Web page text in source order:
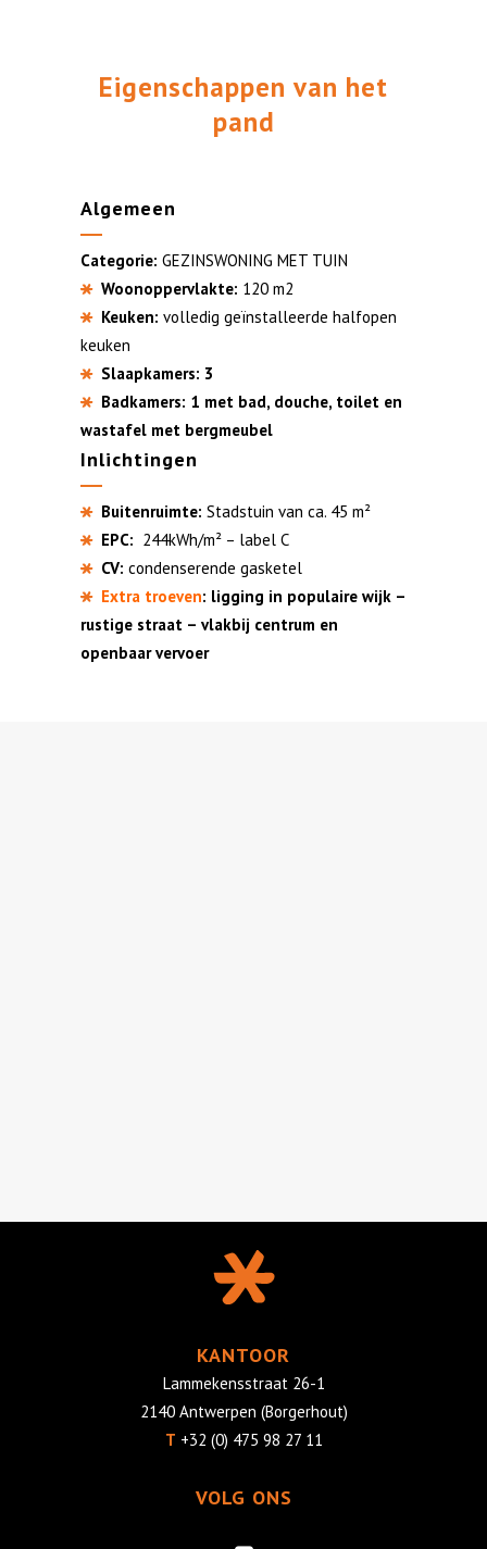
Eigenschappen van het
pand
Algemeen
Categorie: GEZINSWONING MET TUIN
Woonoppervlakte: 120 m2
Keuken: volledig geïnstalleerde halfopen
keuken
Slaapkamers: 3
Badkamers: 1 met bad, douche, toilet en
wastafel met bergmeubel
Inlichtingen
Buitenruimte: Stadstuin van ca. 45 m²
EPC: 244kWh/m² – label C
CV: condenserende gasketel
Extra troeven: ligging in populaire wijk –
rustige straat – vlakbij centrum en
openbaar vervoer
KANTOOR
Lammekensstraat 26-1
2140 Antwerpen (Borgerhout)
T +32 (0) 475 98 27 11
VOLG ONS